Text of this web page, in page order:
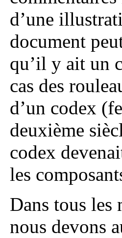
d’une
document
qu’il y ait un
cas des
d’un codex
deuxième
codex
les
Dans tous les
nous devons